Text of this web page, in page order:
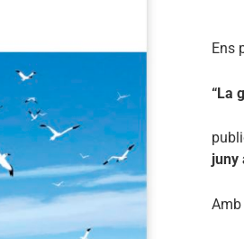
Ens
“La
juny